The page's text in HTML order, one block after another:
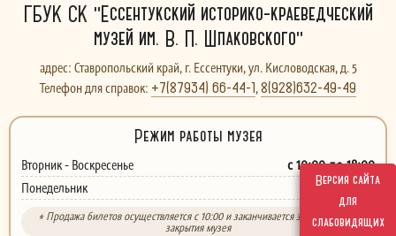
Версия сайта
для
слабовидящих
ГБУК СК "Ессентукский историко-краеведческий
музей им. В. П. Шпаковского"
адрес: Ставропольский край, г. Ессентуки, ул. Кисловодская, д. 5
Телефон для справок: +7(87934) 66-44-1,8(928)632-49-49
Режим работы музея
Вторник - Воскресенье с 10:00 до 18:00
Понедельник выходной
* Продажа билетов осуществляется с 10:00 и заканчивается за 30 минут до
закрытия музея